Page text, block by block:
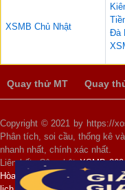
XSMB Chủ Nhật
Đà
Quay thử MT Quay
Copyright © 2021 by https://
Phân tích, soi cầu, thống kê
nhanh nhất, chính xác nhất.
Liên kết: Cập nhậtXSMB 360
Hòa |xổ số 3 miền kết quả